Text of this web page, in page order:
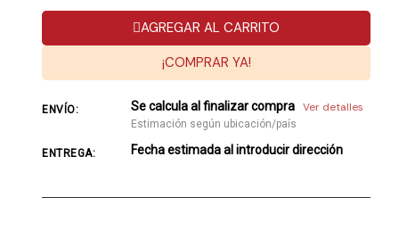
AGREGAR AL CARRITO
¡COMPRAR YA!
ENVÍO: Se calcula al finalizar compra Ver detalles
Estimación según ubicación/país
ENTREGA: Fecha estimada al introducir dirección